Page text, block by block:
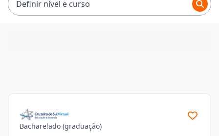
Definir nível e curso
Bacharelado (graduação)